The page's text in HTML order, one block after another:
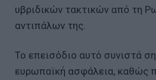
υβριδικών τακτικών από τη
αντιπάλων της.
Το επεισόδιο αυτό συνιστά
ευρωπαϊκή ασφάλεια, καθώς